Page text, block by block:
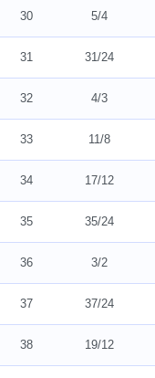
30 5/4
31 31/24
32 4/3
33 11/8
34 17/12
35 35/24
36 3/2
37 37/24
38 19/12